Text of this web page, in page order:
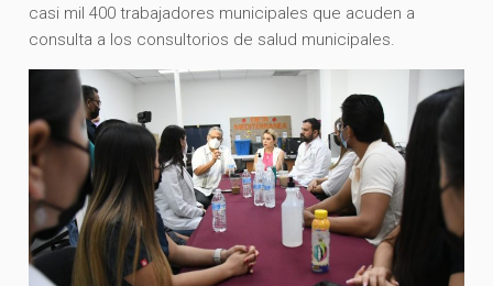
casi mil 400 trabajadores municipales que acuden a
consulta a los consultorios de salud municipales.